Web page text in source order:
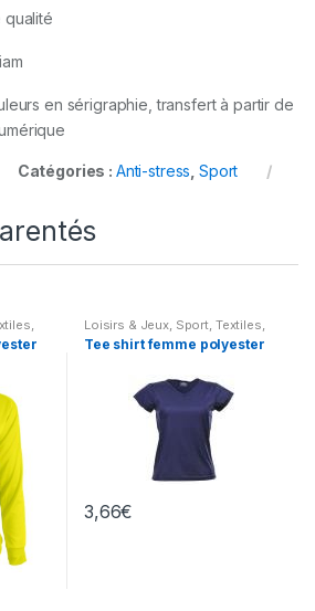
qualité
en sérigraphie, transfert à partir de
Catégories : Anti-stress ,Sport
Loisirs & Jeux Sport Textiles
Tee-shirts & Hauts divers
Tee shirt femme polyester
3,66€